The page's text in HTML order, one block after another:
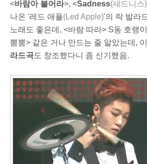
<바람아 불어라>, <Sadness(새드니스)
나온 '레드 애플(Led Apple)'의 락 발라
노래도 좋은데, <바람 따라> S동 호랭
뿜뿜> 같은 거나 만드는 줄 알았는데,
라드곡도 창조했다니 좀 신기했음.